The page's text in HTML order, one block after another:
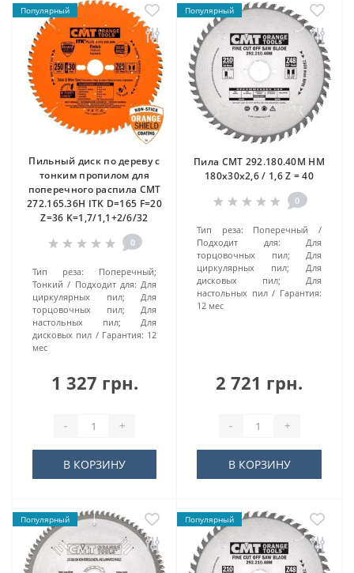
Популярный
Пильный диск по дереву с
тонким пропилом для
поперечного распила CMT
272.165.36H ITK D=165 F=20
Z=36 K=1,7/1,1+2/6/32
0
Тип реза:
Поперечный;
Тонкий
Подходит для: Для
циркулярных пил; Для
торцовочных пил; Для
настольных пил; Для
дисковых пил
Гарантия: 12
мес
1 327 грн.
- +
В КОРЗИНУ
Популярный
Пила CMT 292.180.40M HM
180x30x2,6 / 1,6 Z = 40
0
Тип реза:
Поперечный
Подходит для:
Для
торцовочных пил; Для
циркулярных пил; Для
дисковых пил; Для
настольных пил
Гарантия:
12 мес
2 721 грн.
- +
В КОРЗИНУ
Популярный Популярный